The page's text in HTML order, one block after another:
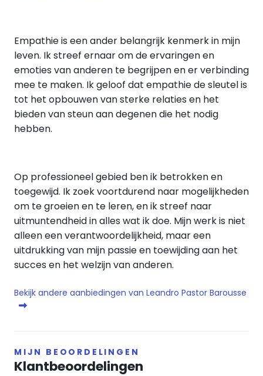
Empathie is een ander belangrijk kenmerk in mijn
leven. Ik streef ernaar om de ervaringen en
emoties van anderen te begrijpen en er verbinding
mee te maken. Ik geloof dat empathie de sleutel is
tot het opbouwen van sterke relaties en het
bieden van steun aan degenen die het nodig
hebben.
Op professioneel gebied ben ik betrokken en
toegewijd. Ik zoek voortdurend naar mogelijkheden
om te groeien en te leren, en ik streef naar
uitmuntendheid in alles wat ik doe. Mijn werk is niet
alleen een verantwoordelijkheid, maar een
uitdrukking van mijn passie en toewijding aan het
succes en het welzijn van anderen.
Bekijk andere aanbiedingen van Leandro Pastor Barousse
MIJN BEOORDELINGEN
Klantbeoordelingen